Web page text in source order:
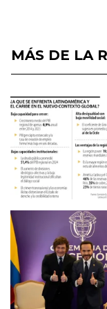
MÁS DE LA